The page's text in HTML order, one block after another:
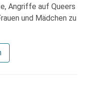
Angriffe auf Queers
und Mädchen zu